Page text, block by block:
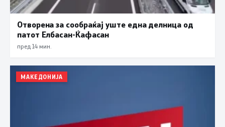
Отворена за сообраќај уште една делница од
патот Елбасан-Ќафасан
пред 14 мин.
МАКЕДОНИЈА